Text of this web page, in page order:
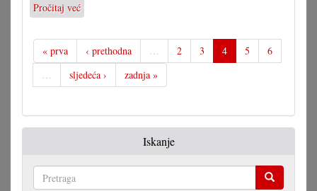
Pročitaj već
Majica
s
motivom,
brojne
mogućnosti
« prva ‹ prethodna … 2 3 4 5
6
…
sljedeća › zadnja »
Iskanje